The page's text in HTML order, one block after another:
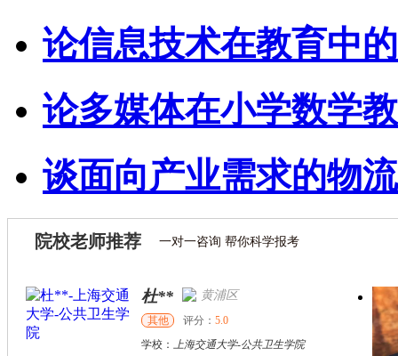
论信息技术在教育中
论多媒体在小学数学
谈面向产业需求的物
院校老师推荐 一对一咨询 帮你科学报考
杜** 黄浦区
其他 评分： 5.0
学校： 上海交通大学-公共卫生学院